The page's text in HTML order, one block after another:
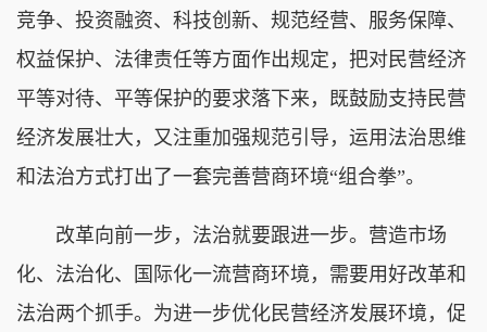
竞争、投资融资、科技创新、规范经营、服务保障、
权益保护、法律责任等方面作出规定，把对民营经济
平等对待、平等保护的要求落下来，既鼓励支持民营
经济发展壮大，又注重加强规范引导，运用法治思维
和法治方式打出了一套完善营商环境“组合拳”。
改革向前一步，法治就要跟进一步。营造市场
化、法治化、国际化一流营商环境，需要用好改革和
法治两个抓手。为进一步优化民营经济发展环境，促